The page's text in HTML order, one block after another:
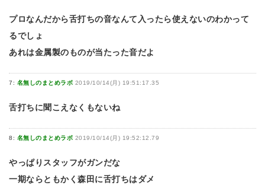
プロなんだから舌打ちの音なんて入ったら使えないのわかって
るでしょ
あれは金属製のものが当たった音だよ
7: 名無しのまとめラボ 2019/10/14(月) 19:51:17.35
舌打ちに聞こえなくもないね
8: 名無しのまとめラボ 2019/10/14(月) 19:52:12.79
やっぱりスタッフがガンだな
一期ならともかく森田に舌打ちはダメ